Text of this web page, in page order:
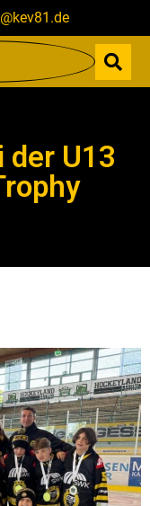
der U13